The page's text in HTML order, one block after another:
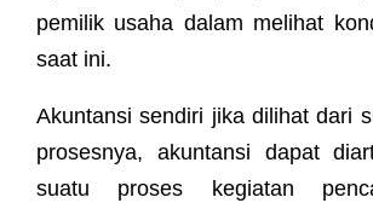
pemilik usaha dalam melihat
saat ini.
Akuntansi sendiri jika dilihat dari
prosesnya, akuntansi dapat
suatu proses kegiatan